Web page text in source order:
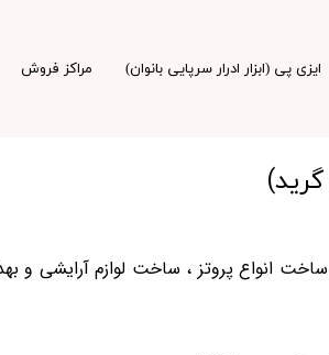
ایزی پی (ابزار ادرار سرپایی بانوان) مراکز فروش
انواع پروتز ، ساخت لوازم آرایشی و